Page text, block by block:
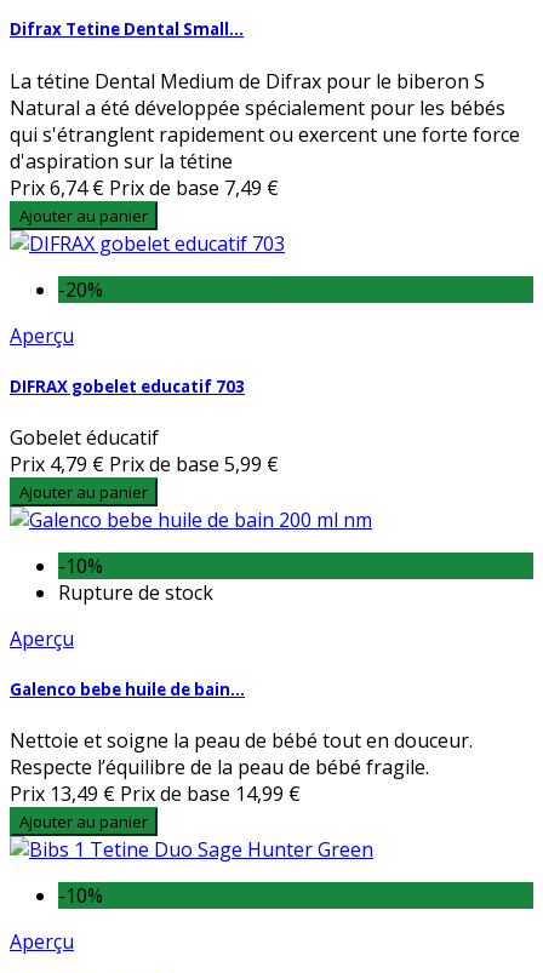
Difrax Tetine Dental Small...
La tétine Dental Medium de Difrax pour le biberon S
Natural a été développée spécialement pour les bébés
qui s'étranglent rapidement ou exercent une forte force
d'aspiration sur la tétine
Prix6,74 € Prix de base 7,49 €
Ajouter au panier
-20%
Aperçu
DIFRAX gobelet educatif 703
Gobelet éducatif
Prix 4,79 € Prix de base 5,99 €
Ajouter au panier
-10%
Rupture de stock
Aperçu
Galenco bebe huile de bain...
Nettoie et soigne la peau de bébé tout en douceur.
Respecte l’équilibre de la peau de bébé fragile.
Prix 13,49 € Prix de base 14,99 €
Ajouter au panier
-10%
Aperçu